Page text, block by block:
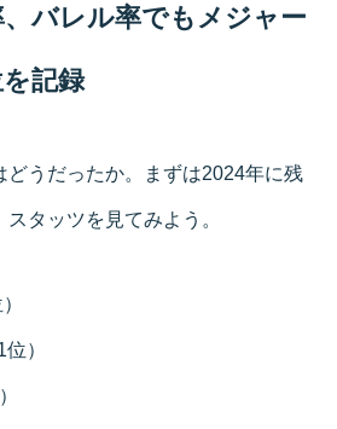
バレル率でもメジャー
記録
どうだったか。まずは2024年に残
タッツを見てみよう。
）